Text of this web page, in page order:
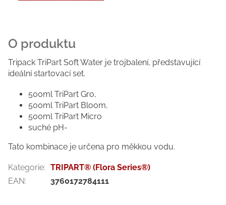
Tripack TriPart Soft Water je trojbalení, představující
ideální startovací set.
500ml TriPart Gro,
500ml TriPart Bloom,
500ml TriPart Micro
suché pH-
Tato kombinace je určena pro měkkou vodu.
Kategorie: TRIPART® (Flora Series®)
EAN: 3760172784111